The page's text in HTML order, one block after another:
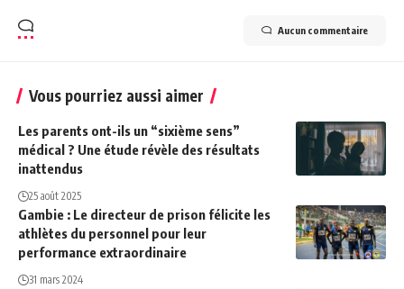
Aucun commentaire
Vous pourriez aussi aimer
Les parents ont-ils un “sixième sens”
médical ? Une étude révèle des résultats
inattendus
25 août 2025
Gambie : Le directeur de prison félicite les
athlètes du personnel pour leur
performance extraordinaire
31 mars 2024